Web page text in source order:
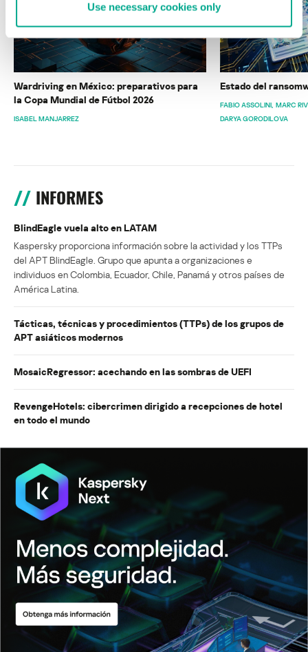
Use necessary cookies only
Wardriving en México: preparativos para
la Copa Mundial de Fútbol 2026
ISABEL MANJARREZ
Estado del
FABIO ASSOLINI MARC
DARYA GORODILOVA
INFORMES
BlindEagle vuela alto en LATAM
Kaspersky proporciona información sobre la actividad y los TTPs
del APT BlindEagle. Grupo que apunta a organizaciones e
individuos en Colombia, Ecuador, Chile, Panamá y otros países de
América Latina.
Tácticas, técnicas y procedimientos (TTPs) de los grupos de
APT asiáticos modernos
MosaicRegressor: acechando en las sombras de UEFI
RevengeHotels: cibercrimen dirigido a recepciones de hotel
en todo el mundo